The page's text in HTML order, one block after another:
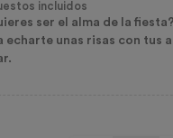
incluidos
ser el alma de la
echarte unas risas con tus